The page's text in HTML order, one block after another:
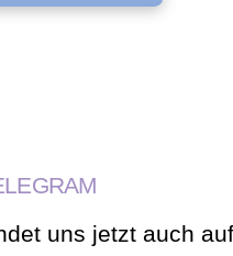
uns jetzt auch auf